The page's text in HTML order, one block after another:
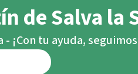
de Salva la
¡Con tu ayuda,